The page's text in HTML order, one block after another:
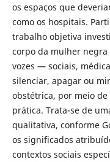
os espaços que
como os hospitais.
trabalho objetiva
corpo da mulher
vozes — sociais,
silenciar, apagar ou
obstétrica, por meio
prática. Trata-se de
qualitativa, conforme
os significados
contextos sociais